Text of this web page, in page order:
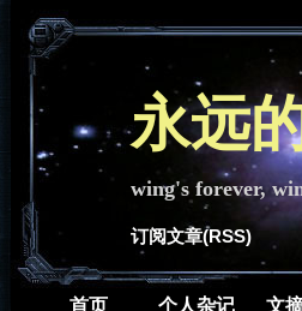
永远
wing's forever,
订阅文章(RSS)
首页 个人杂记 文